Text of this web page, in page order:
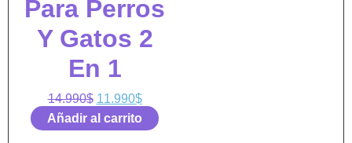
Para Perros
Y Gatos 2
En 1
14.990$ 11.990$
Añadir al carrito